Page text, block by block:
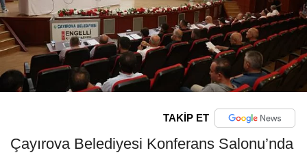
TAKİP ET
Çayırova Belediyesi Konferans Salonu’nda